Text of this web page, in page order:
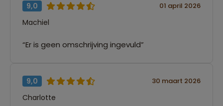
9,0 01 april 2026
Machiel
“Er is geen omschrijving ingevuld”
9,0 30 maart 2026
Charlotte